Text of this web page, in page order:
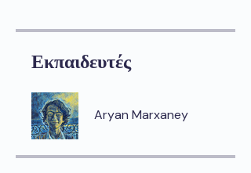
Εκπαιδευτές
Aryan Marxaney